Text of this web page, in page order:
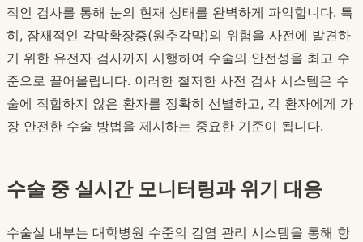
적인 검사를 통해 눈의 현재 상태를 완벽하게 파악합니다. 특
히, 잠재적인 각막확장증(원추각막)의 위험을 사전에 발견하
기 위한 유전자 검사까지 시행하여 수술의 안전성을 최고 수
준으로 끌어올립니다. 이러한 철저한 사전 검사 시스템은 수
술에 적합하지 않은 환자를 정확히 선별하고, 각 환자에게 가
장 안전한 수술 방법을 제시하는 중요한 기준이 됩니다.
수술 중 실시간 모니터링과 위기 대응
수술실 내부는 대학병원 수준의 감염 관리 시스템을 통해 항